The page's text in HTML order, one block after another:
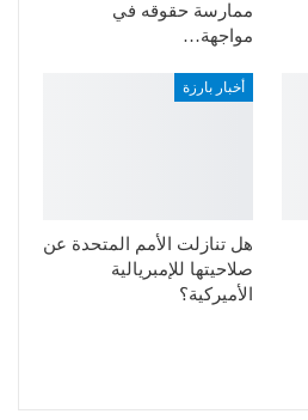
ممارسة حقوقه في
مواجهة…
أخبار بارزة
هل تنازلت الأمم المتحدة عن
صلاحيتها للإمبريالية
الأميركية؟